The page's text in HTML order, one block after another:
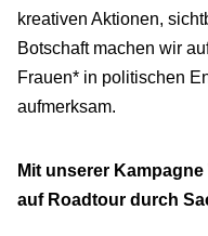
kreativen Aktionen,
Botschaft machen wir
Frauen* in politischen
aufmerksam.
Mit unserer
auf Roadtour durch